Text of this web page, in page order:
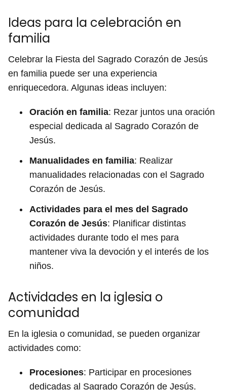
Ideas para la celebración en
familia
Celebrar la Fiesta del Sagrado Corazón de Jesús
en familia puede ser una experiencia
enriquecedora. Algunas ideas incluyen:
Oración en familia: Rezar juntos una oración
especial dedicada al Sagrado Corazón de
Jesús.
Manualidades en familia: Realizar
manualidades relacionadas con el Sagrado
Corazón de Jesús.
Actividades para el mes del Sagrado
Corazón de Jesús: Planificar distintas
actividades durante todo el mes para
mantener viva la devoción y el interés de los
niños.
Actividades en la iglesia o
comunidad
En la iglesia o comunidad, se pueden organizar
actividades como:
Procesiones: Participar en procesiones
dedicadas al Sagrado Corazón de Jesús.